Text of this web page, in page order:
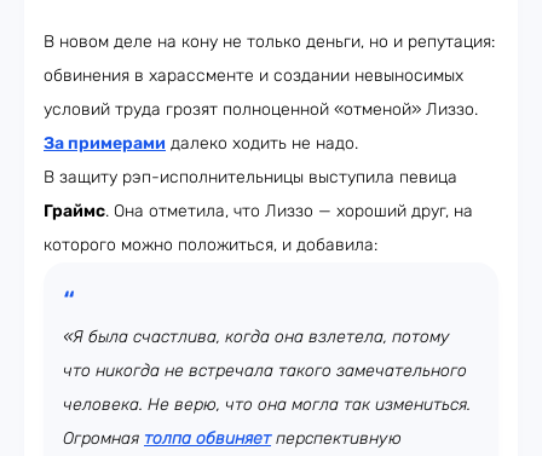
В новом деле на кону не только деньги, но и репутация:
обвинения в харассменте и создании невыносимых
условий труда грозят полноценной «отменой» Лиззо.
За примерами далеко ходить не надо.
В защиту рэп-исполнительницы выступила певица
Граймс. Она отметила, что Лиззо — хороший друг, на
которого можно положиться, и добавила:
«Я была счастлива, когда она взлетела, потому
что никогда не встречала такого замечательного
человека. Не верю, что она могла так измениться.
Огромная толпа обвиняет перспективную